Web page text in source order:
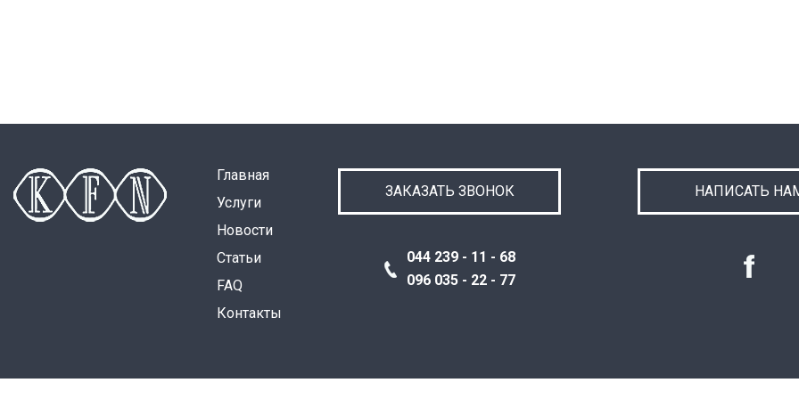
Главная
Услуги
Новости
Статьи
FAQ
Контакты
ЗАКАЗАТЬ ЗВОНОК
044 239 - 11 - 68
096 035 - 22 - 77
НАПИСАТЬ